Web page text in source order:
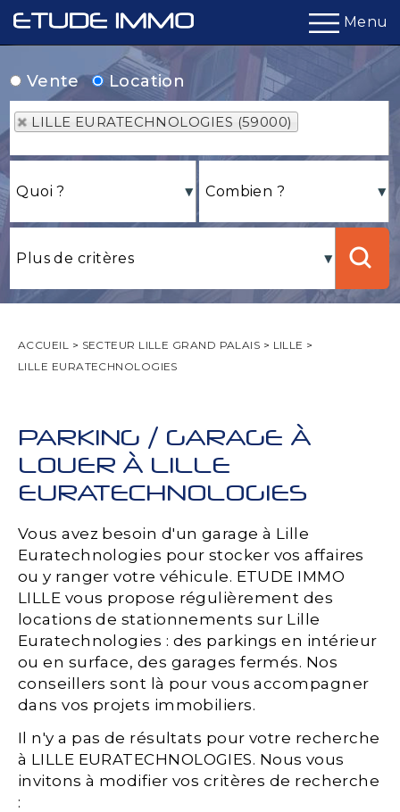
Menu
Vente Location
LILLE EURATECHNOLOGIES (59000)
ACCUEIL > SECTEUR LILLE GRAND PALAIS > LILLE >
LILLE EURATECHNOLOGIES
PARKING / GARAGE À
LOUER À LILLE
EURATECHNOLOGIES
Vous avez besoin d'un garage à Lille
Euratechnologies pour stocker vos affaires
ou y ranger votre véhicule. ETUDE IMMO
LILLE vous propose régulièrement des
locations de stationnements sur Lille
Euratechnologies : des parkings en intérieur
ou en surface, des garages fermés. Nos
conseillers sont là pour vous accompagner
dans vos projets immobiliers.
Il n'y a pas de résultats pour votre recherche
à LILLE EURATECHNOLOGIES. Nous vous
invitons à modifier vos critères de recherche
: